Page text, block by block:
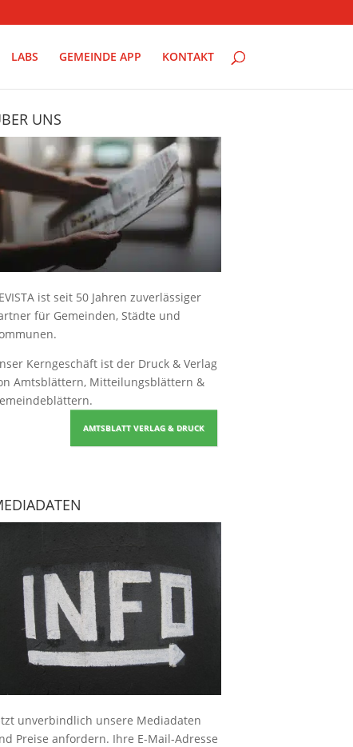
LABS GEMEINDE APP KONTAKT
UNS
ist seit 50 Jahren zuverlässiger
für Gemeinden, Städte und
Kerngeschäft ist der Druck & Verlag
Amtsblättern, Mitteilungsblättern &
.
AMTSBLATT VERLAG & DRUCK
unverbindlich unsere Mediadaten
Preise anfordern. Ihre E-Mail-Adresse